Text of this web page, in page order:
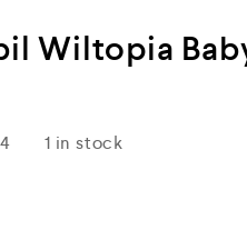
Wiltopia
1 in stock